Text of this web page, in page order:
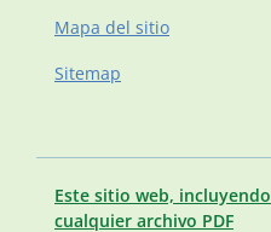
Mapa del sitio
Sitemap
Este sitio web, incluyendo
cualquier archivo PDF